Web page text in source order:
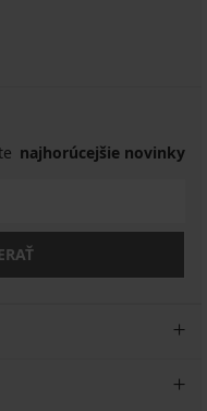
najhorúcejšie novinky